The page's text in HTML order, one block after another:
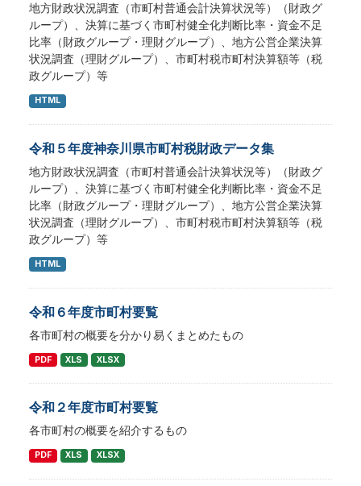
地方財政状況調査（市町村普通会計決算状況等）（財政グ
ループ）、決算に基づく市町村健全化判断比率・資金不足
比率（財政グループ・理財グループ）、地方公営企業決算
状況調査（理財グループ）、市町村税市町村決算額等（税
政グループ）等
HTML
令和５年度神奈川県市町村税財政データ集
地方財政状況調査（市町村普通会計決算状況等）（財政グ
ループ）、決算に基づく市町村健全化判断比率・資金不足
比率（財政グループ・理財グループ）、地方公営企業決算
状況調査（理財グループ）、市町村税市町村決算額等（税
政グループ）等
HTML
令和６年度市町村要覧
各市町村の概要を分かり易くまとめたもの
PDF XLS XLSX
令和２年度市町村要覧
各市町村の概要を紹介するもの
PDF XLS XLSX